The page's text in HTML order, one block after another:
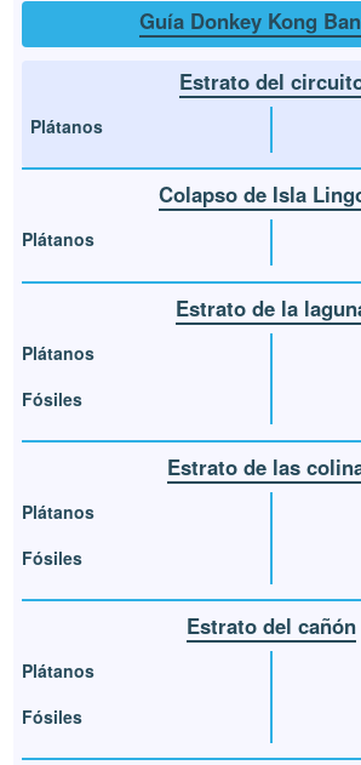
Guía Donkey Kong
Estrato del
Plátanos
Colapso de Isla
Plátanos
Estrato de la
Plátanos
Fósiles
Estrato de las
Plátanos
Fósiles
Estrato del cañón
Plátanos
Fósiles